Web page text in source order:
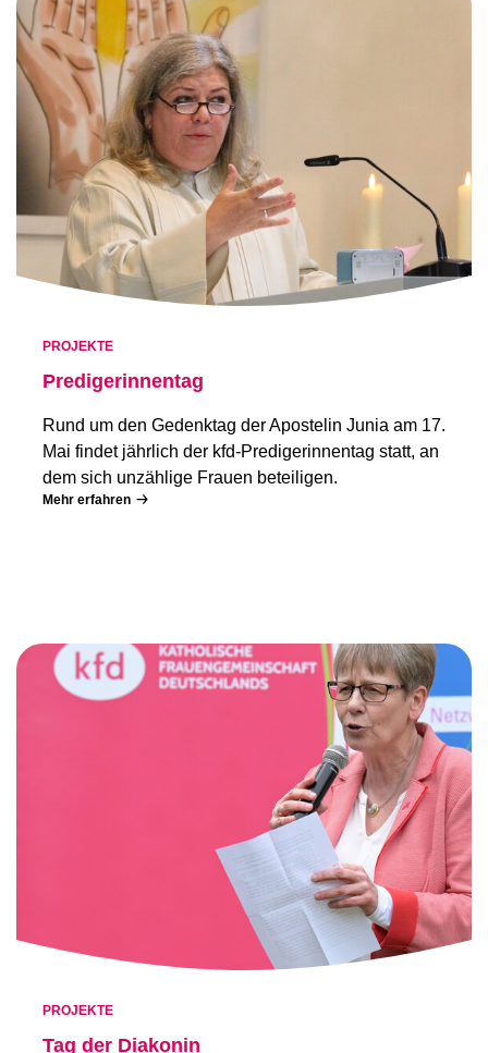
PROJEKTE
Predigerinnentag
Rund um den Gedenktag der Apostelin Junia am 17.
Mai findet jährlich der kfd-Predigerinnentag statt, an
dem sich unzählige Frauen beteiligen.
Mehr erfahren
PROJEKTE
Tag der Diakonin